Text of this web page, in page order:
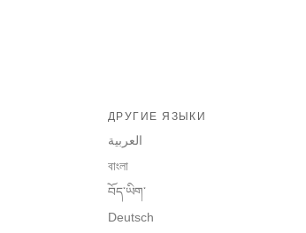
ДРУГИЕ ЯЗЫКИ
العربية
বাংলা
བོད་ཡིག་
Deutsch